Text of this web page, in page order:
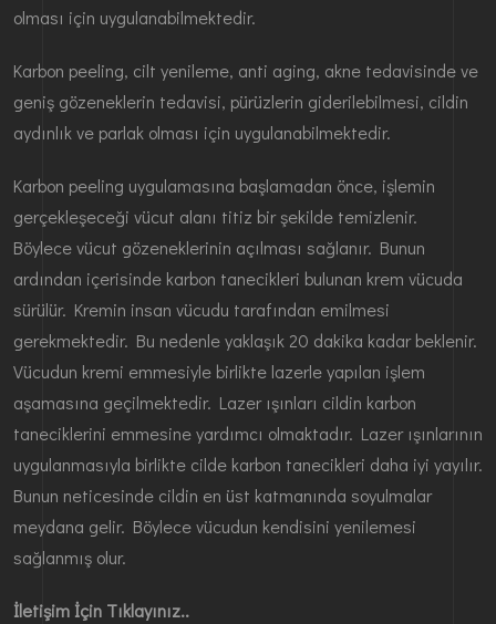
olması için uygulanabilmektedir.
Karbon peeling, cilt yenileme, anti aging, akne tedavisinde ve
geniş gözeneklerin tedavisi, pürüzlerin giderilebilmesi, cildin
aydınlık ve parlak olması için uygulanabilmektedir.
Karbon peeling uygulamasına başlamadan önce, işlemin
gerçekleşeceği vücut alanı titiz bir şekilde temizlenir.
Böylece vücut gözeneklerinin açılması sağlanır. Bunun
ardından içerisinde karbon tanecikleri bulunan krem vücuda
sürülür. Kremin insan vücudu tarafından emilmesi
gerekmektedir. Bu nedenle yaklaşık 20 dakika kadar beklenir.
Vücudun kremi emmesiyle birlikte lazerle yapılan işlem
aşamasına geçilmektedir. Lazer ışınları cildin karbon
taneciklerini emmesine yardımcı olmaktadır. Lazer ışınlarının
uygulanmasıyla birlikte cilde karbon tanecikleri daha iyi yayılır.
Bunun neticesinde cildin en üst katmanında soyulmalar
meydana gelir. Böylece vücudun kendisini yenilemesi
sağlanmış olur.
İletişim İçin Tıklayınız..